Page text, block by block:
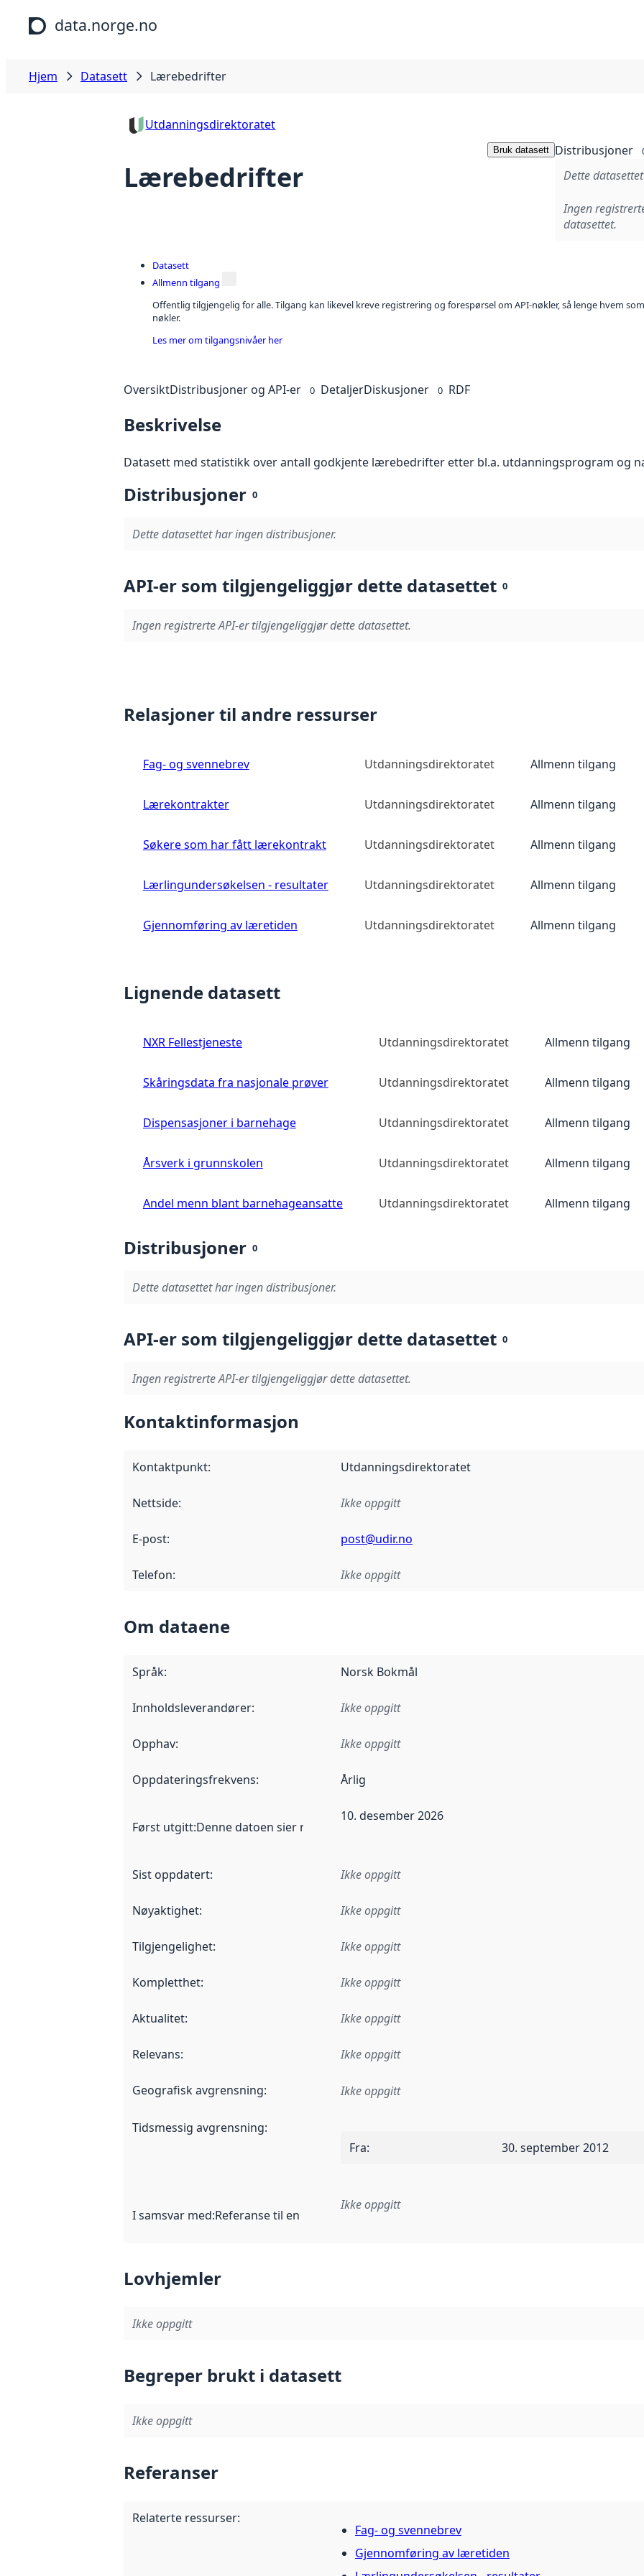
Hopp til hovedinnhold
data.norge.no
Hjem Datasett Lærebedrifter
Utdanningsdirektoratet
Lærebedrifter
Bruk datasett Distribusjoner
Dette
Ingen
datasettet.
Datasett
Allmenn tilgang
Offentlig tilgjengelig for alle. Tilgang kan likevel kreve registrering og forespørsel om API-nøkler, så lenge hvem
nøkler.
Les mer om tilgangsnivåer her
OversiktDistribusjoner og API-er 0 DetaljerDiskusjoner 0 RDF
Beskrivelse
Datasett med statistikk over antall godkjente lærebedrifter etter bl.a. utdanningsprogram og
Distribusjoner 0
Dette datasettet har ingen distribusjoner.
API-er som tilgjengeliggjør dette datasettet 0
Ingen registrerte API-er tilgjengeliggjør dette datasettet.
Relasjoner til andre ressurser
Fag- og svennebrev Utdanningsdirektoratet Allmenn tilgang
Lærekontrakter Utdanningsdirektoratet Allmenn tilgang
Søkere som har fått lærekontrakt Utdanningsdirektoratet Allmenn tilgang
Lærlingundersøkelsen - resultater Utdanningsdirektoratet Allmenn tilgang
Gjennomføring av læretiden Utdanningsdirektoratet Allmenn tilgang
Lignende datasett
NXR Fellestjeneste Utdanningsdirektoratet Allmenn tilgang
Skåringsdata fra nasjonale prøver Utdanningsdirektoratet Allmenn tilgang
Dispensasjoner i barnehage Utdanningsdirektoratet Allmenn tilgang
Årsverk i grunnskolen Utdanningsdirektoratet Allmenn tilgang
Andel menn blant barnehageansatte Utdanningsdirektoratet Allmenn tilgang
Distribusjoner 0
Dette datasettet har ingen distribusjoner.
API-er som tilgjengeliggjør dette datasettet 0
Ingen registrerte API-er tilgjengeliggjør dette datasettet.
Kontaktinformasjon
Kontaktpunkt: Utdanningsdirektoratet
Nettside: Ikke oppgitt
E-post: post@udir.no
Telefon: Ikke oppgitt
Om dataene
Språk: Norsk Bokmål
Innholdsleverandører: Ikke oppgitt
Opphav: Ikke oppgitt
Oppdateringsfrekvens: Årlig
Først utgitt:Denne datoen sier når dataene i dette datasettet første gang ble utgitt. Det kan
10. desember 2026
Sist oppdatert: Ikke oppgitt
Nøyaktighet: Ikke oppgitt
Tilgjengelighet: Ikke oppgitt
Kompletthet: Ikke oppgitt
Aktualitet: Ikke oppgitt
Relevans: Ikke oppgitt
Geografisk avgrensning: Ikke oppgitt
Tidsmessig avgrensning:
Fra: 30. september 2012
I samsvar med:Referanse til en implementasjonsregel eller annen spesifikasjon, som ligger
Ikke oppgitt
Lovhjemler
Ikke oppgitt
Begreper brukt i datasett
Ikke oppgitt
Referanser
Relaterte ressurser:
Fag- og svennebrev
Gjennomføring av læretiden